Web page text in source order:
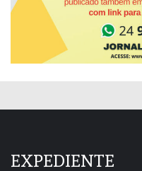
EXPEDIENTE